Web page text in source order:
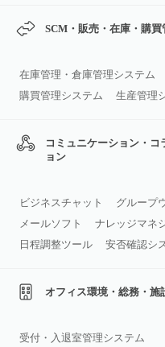
SCM・販売・在庫・購買
在庫管理・倉庫管理システム
購買管理システム
生産管理
コミュニケーション・コ
ョン
ビジネスチャット グループ
メールソフト
ナレッジマネ
日程調整ツール
安否確認シ
オフィス環境・総務・施
受付・入退室管理システム